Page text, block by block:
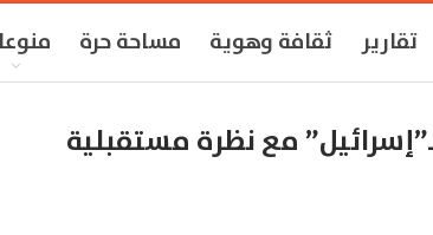
تقارير ثقافة وهوية مساحة حرة
مع نظرة مستقبلية